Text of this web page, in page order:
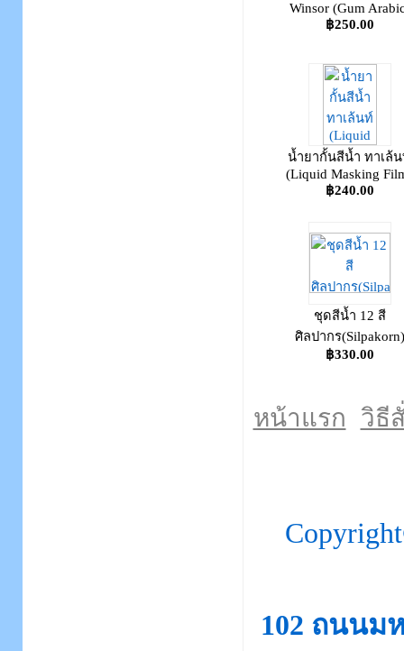
Winsor (Gum
฿250.00
น้ำยากั้นสีน้ำ ทาเล้
(Liquid Masking
฿240.00
ชุดสีน้ำ 12 สี
ศิลปากร(Silpakorn)
฿330.00
หน้าแรก วิธี
102 ถนนม